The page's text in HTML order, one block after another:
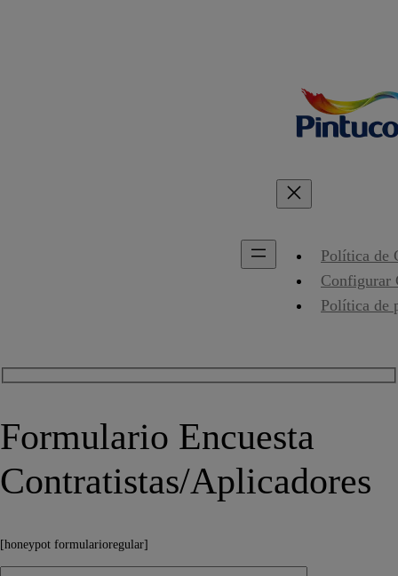
Política de
Configurar
Política de
Formulario Encuesta
Contratistas/Aplicadores
[honeypot formularioregular]